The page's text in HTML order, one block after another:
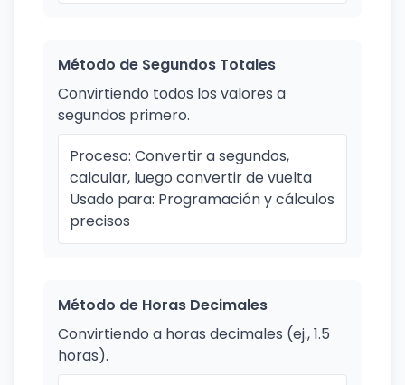
Método de Segundos Totales
Convirtiendo todos los valores a
segundos primero.
Proceso: Convertir a segundos,
calcular, luego convertir de vuelta
Usado para: Programación y cálculos
precisos
Método de Horas Decimales
Convirtiendo a horas decimales (ej., 1.5
horas).